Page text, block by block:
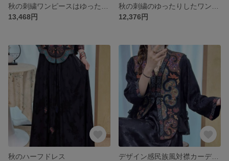
13,468円
12,376円
秋のハーフドレス